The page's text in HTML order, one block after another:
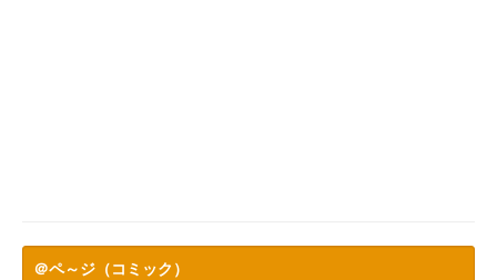
＠ペ～ジ（コミック）